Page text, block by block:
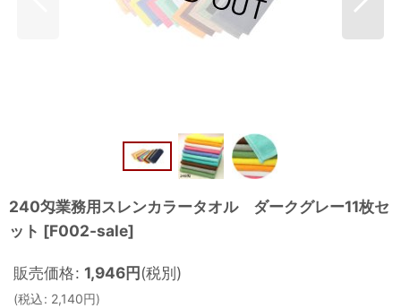
240匁業務用スレンカラータオル ダークグレー11枚セ
ット [F002-sale]
販売価格: 1,946円(税別)
(税込: 2,140円)